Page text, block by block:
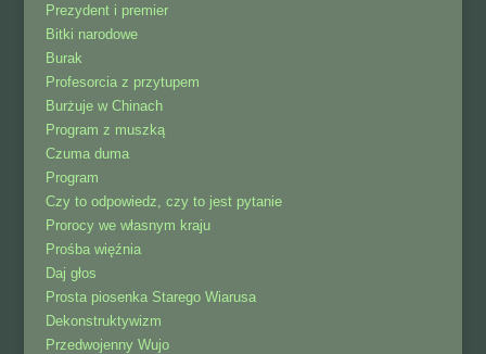
Prezydent i premier
Bitki narodowe
Burak
Profesorcia z przytupem
Burżuje w Chinach
Program z muszką
Czuma duma
Program
Czy to odpowiedz, czy to jest pytanie
Prorocy we własnym kraju
Prośba więźnia
Daj głos
Prosta piosenka Starego Wiarusa
Dekonstruktywizm
Przedwojenny Wujo